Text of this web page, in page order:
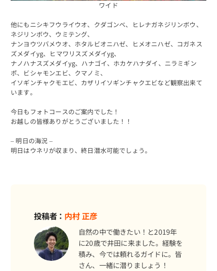
ワイド
他にもニシキフウライウオ、クダゴンベ、ヒレナガネジリンボウ、
ネジリンボウ、ウミテング、
ナンヨウツバメウオ、ホタルビオニハゼ、ヒメオニハゼ、コガネス
ズメダイyg、ヒマワリスズメダイyg、
ナノハナスズメダイyg、ハナゴイ、ホカケハナダイ、ニラミギン
ポ、ビシャモンエビ、クマノミ、
イソギンチャクモエビ、カザリイソギンチャクエビなど観察出来て
います。
今日もフォトコースのご案内でした！
お越しの皆様ありがとうございました！！
– 明日の海況 –
明日はウネリが収まり、終日潜水可能でしょう。
投稿者： 内村 正彦
自然の中で働きたい！と2019年
に20歳で井田に来ました。経験を
積み、今では頼れるガイドに。皆
さん、一緒に潜りましょう！